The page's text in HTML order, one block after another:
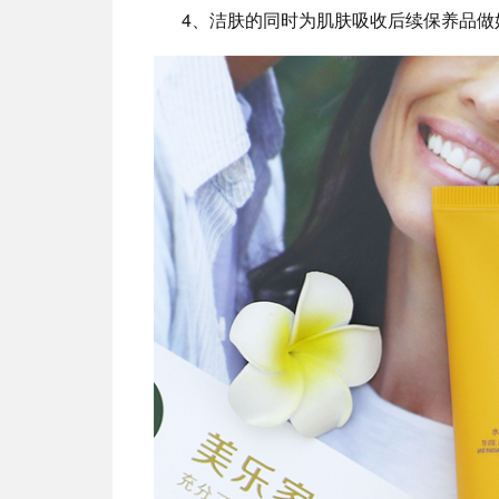
4、洁肤的同时为肌肤吸收后续保养品